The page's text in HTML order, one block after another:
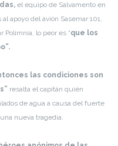
el equipo de Salvamento en
apoyo del avión Sasemar 101,
Polimnia, lo peor es “que los
las condiciones son
resalta el capitán quién
de agua a causa del fuerte
nueva tragedia.